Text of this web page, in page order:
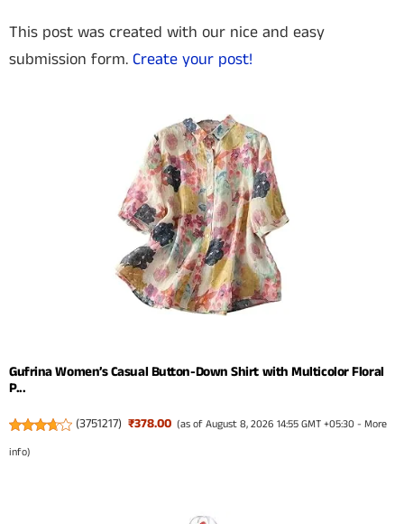
This post was created with our nice and easy
submission form. Create your post!
Gufrina Women’s Casual Button-Down Shirt with Multicolor Floral
P...
(3751217) ₹378.00 (as of August 8, 2026 14:55 GMT +05:30 -More
info)